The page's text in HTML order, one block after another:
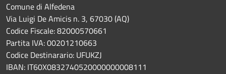
Comune di Alfedena
Via Luigi De Amicis n. 3, 67030 (AQ)
Codice Fiscale: 82000570661
Partita IVA: 00201210663
Codice Destinarario: UFUKZJ
IBAN: IT60X0832740520000000008111